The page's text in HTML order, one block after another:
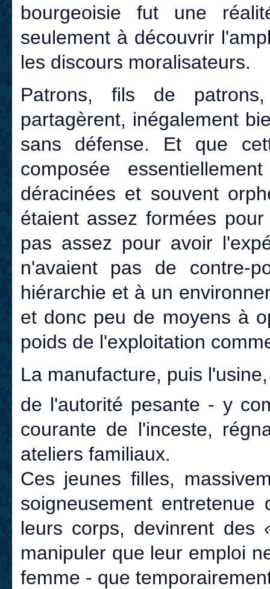
bourgeoisie fut une
seulement à découvrir
les discours moralisateurs.
Patrons, fils de
partagèrent, inégalement
sans défense. Et que
composée
déracinées et souvent
étaient assez formées
pas assez pour avoir
n'avaient pas de contre-
hiérarchie et à un
et donc peu de moyens à
poids de l'exploitation
La manufacture, puis
de l'autorité pesante - y
courante de l'inceste,
ateliers familiaux.
Ces jeunes filles,
soigneusement
leurs corps, devinrent des
manipuler que leur emploi
femme - que